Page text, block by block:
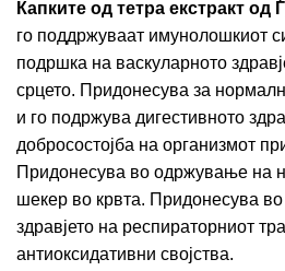
Капките од тетра екстракт
го поддржуваат имунолошкиот
подршка на васкуларното
срцето. Придонесува за
и го подржува дигестивното
добросостојба на организмот
Придонесува во одржување на
шекер во крвта. Придонесува
здравјето на респираторниот
антиоксидативни својства.